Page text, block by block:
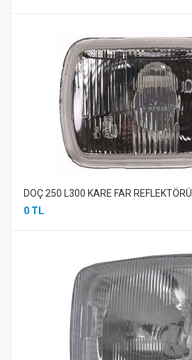
DOÇ 250 L300 KARE FAR REFLEKTÖRÜ
0 TL